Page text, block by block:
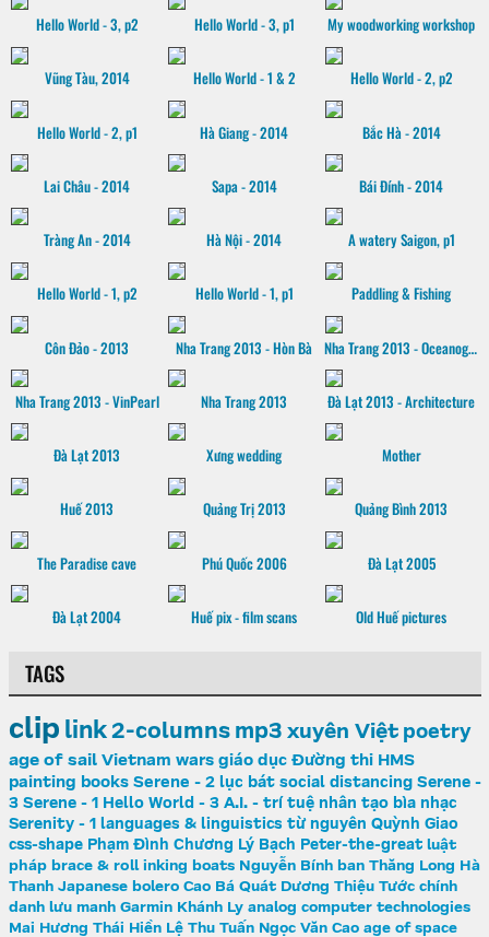
Hello World - 3, p2 Hello World - 3, p1 My woodworking workshop
Vũng Tàu, 2014 Hello World - 1 & 2 Hello World - 2, p2
Hello World - 2, p1 Hà Giang - 2014 Bắc Hà - 2014
Lai Châu - 2014 Sapa - 2014 Bái Đính - 2014
Tràng An - 2014 Hà Nội - 2014 A watery Saigon, p1
Hello World - 1, p2 Hello World - 1, p1 Paddling & Fishing
Côn Đảo - 2013 Nha Trang 2013 - Hòn Bà Nha Trang 2013 - Oceanographic museum
Nha Trang 2013 - VinPearl Nha Trang 2013 Đà Lạt 2013 - Architecture
Đà Lạt 2013 Xưng wedding Mother
Huế 2013 Quảng Trị 2013 Quảng Bình 2013
The Paradise cave Phú Quốc 2006 Đà Lạt 2005
Đà Lạt 2004 Huế pix - film scans Old Huế pictures
TAGS
clip link 2-columns mp3 xuyên Việt poetry
age of sail Vietnam wars giáo dục Đường thi HMS
painting books Serene - 2 lục bát social distancing Serene -
3 Serene - 1 Hello World - 3 A.I. - trí tuệ nhân tạo bìa nhạc
Serenity - 1 languages & linguistics từ nguyên Quỳnh Giao
css-shape Phạm Đình Chương Lý Bạch Peter-the-great luật
pháp brace & roll inking boats Nguyễn Bính ban Thăng Long Hà
Thanh Japanese bolero Cao Bá Quát Dương Thiệu Tước chính
danh lưu manh Garmin Khánh Ly analog computer technologies
Mai Hương Thái Hiền Lệ Thu Tuấn Ngọc Văn Cao age of space